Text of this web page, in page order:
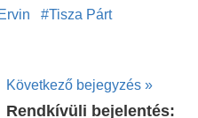
Tisza Párt
Következő bejegyzés
Rendkívüli bejelentés: